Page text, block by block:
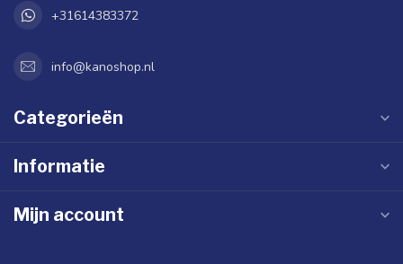
+31614383372
info@kanoshop.nl
Categorieën
Informatie
Mijn account